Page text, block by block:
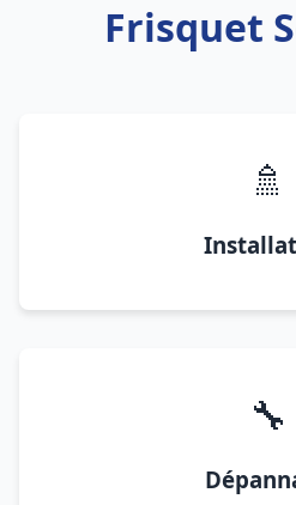
Frisquet
🚿
🔧